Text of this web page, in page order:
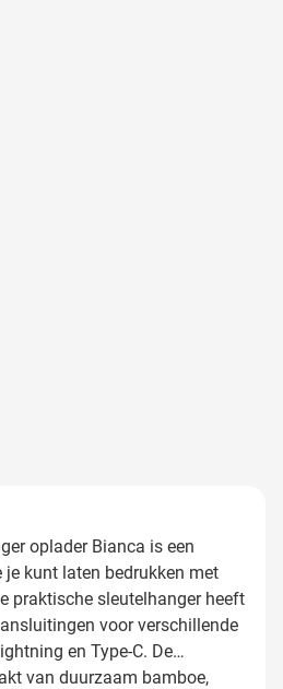
oplader Bianca is een
kunt laten bedrukken met
praktische sleutelhanger heeft
voor verschillende
en Type-C. De
van duurzaam bamboe,